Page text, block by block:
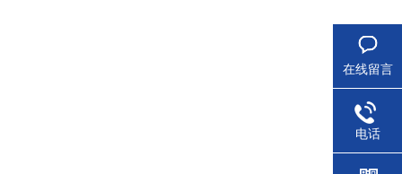
在线留言
电话